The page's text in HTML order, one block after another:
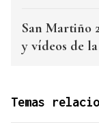
San Martiño
y vídeos de
Temas